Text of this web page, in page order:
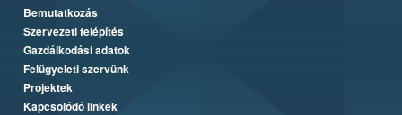
Bemutatkozás
Szervezeti felépítés
Gazdálkodási adatok
Felügyeleti szervünk
Projektek
Kapcsolódó linkek